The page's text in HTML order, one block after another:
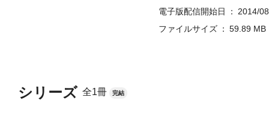
シリーズ 全1冊 完結
電子版配信開始日
2014/
ファイルサイズ
59.89 MB